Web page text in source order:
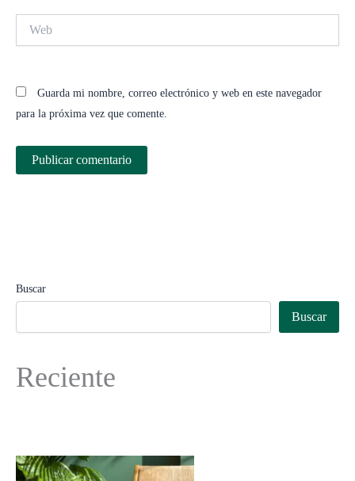
Guarda mi nombre, correo electrónico y web en este navegador
para la próxima vez que comente.
Buscar
Buscar
Reciente